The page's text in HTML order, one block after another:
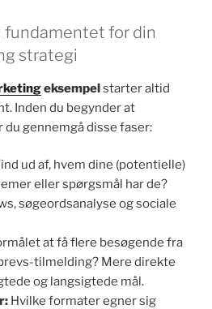
for din
strategi
eksempelstarter altid
Inden du begynder at
du gennemgå disse faser:
ud af, hvem dine (potentielle)
eller spørgsmål har de?
søgeordsanalyse og sociale
at få flere besøgende fra
tilmelding? Mere direkte
og langsigtede mål.
Hvilke formater egner sig